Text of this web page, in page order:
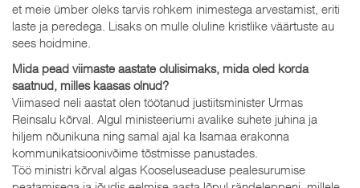
et meie ümber oleks tarvis rohkem inimestega arvestamist, eriti
laste ja peredega. Lisaks on mulle oluline kristlike väärtuste au
sees hoidmine.
Mida pead viimaste aastate olulisimaks, mida oled korda
saatnud, milles kaasas olnud?
Viimased neli aastat olen töötanud justiitsminister Urmas
Reinsalu kõrval. Algul ministeeriumi avalike suhete juhina ja
hiljem nõunikuna ning samal ajal ka Isamaa erakonna
kommunikatsioonivõime tõstmisse panustades.
Töö ministri kõrval algas Kooseluseaduse pealesurumise